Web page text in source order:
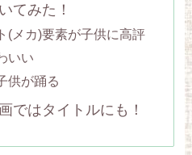
てみた！
(メカ)要素が子供に高評
いい
供が踊る
ではタイトルにも！